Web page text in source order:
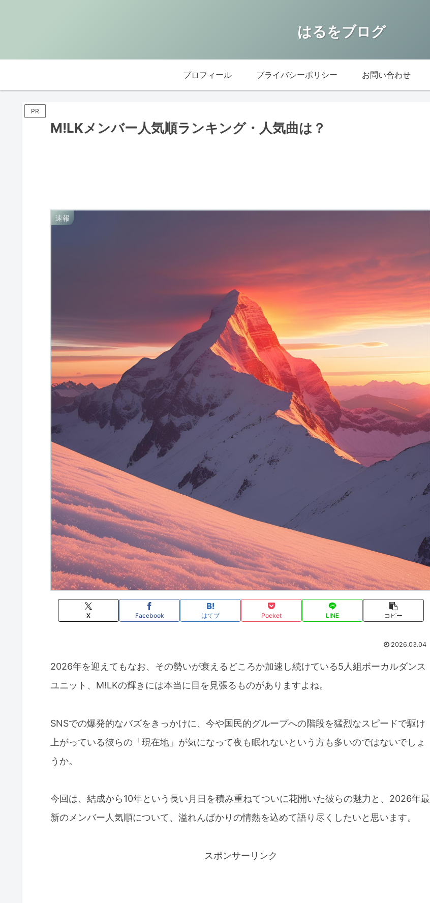
はるをブログ
プロフィール プライバシーポリシー お問い合わせ
PR
M!LKメンバー人気順ランキング・人気曲は？
速報
X Facebook はてブ Pocket LINE コピー
2026.03.04
2026年を迎えてもなお、その勢いが衰えるどころか加速し続けている5人組ボーカルダンス
ユニット、M!LKの輝きには本当に目を見張るものがありますよね。
SNSでの爆発的なバズをきっかけに、今や国民的グループへの階段を猛烈なスピードで駆け
上がっている彼らの「現在地」が気になって夜も眠れないという方も多いのではないでしょ
うか。
今回は、結成から10年という長い月日を積み重ねてついに花開いた彼らの魅力と、2026年最
新のメンバー人気順について、溢れんばかりの情熱を込めて語り尽くしたいと思います。
スポンサーリンク